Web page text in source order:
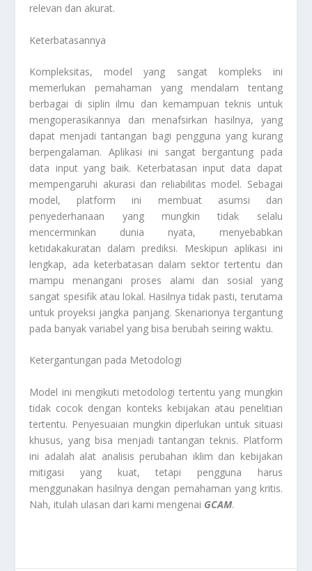
relevan dan akurat.
Keterbatasannya
Kompleksitas, model yang sangat kompleks ini
memerlukan pemahaman yang mendalam tentang
berbagai di siplin ilmu dan kemampuan teknis untuk
mengoperasikannya dan menafsirkan hasilnya, yang
dapat menjadi tantangan bagi pengguna yang kurang
berpengalaman. Aplikasi ini sangat bergantung pada
data input yang baik. Keterbatasan input data dapat
mempengaruhi akurasi dan reliabilitas model. Sebagai
model, platform ini membuat asumsi dan
penyederhanaan yang mungkin tidak selalu
mencerminkan dunia nyata, menyebabkan
ketidakakuratan dalam prediksi. Meskipun aplikasi ini
lengkap, ada keterbatasan dalam sektor tertentu dan
mampu menangani proses alami dan sosial yang
sangat spesifik atau lokal. Hasilnya tidak pasti, terutama
untuk proyeksi jangka panjang. Skenarionya tergantung
pada banyak variabel yang bisa berubah seiring waktu.
Ketergantungan pada Metodologi
Model ini mengikuti metodologi tertentu yang mungkin
tidak cocok dengan konteks kebijakan atau penelitian
tertentu. Penyesuaian mungkin diperlukan untuk situasi
khusus, yang bisa menjadi tantangan teknis. Platform
ini adalah alat analisis perubahan iklim dan kebijakan
mitigasi yang kuat, tetapi pengguna harus
menggunakan hasilnya dengan pemahaman yang kritis.
Nah, itulah ulasan dari kami mengenai GCAM.